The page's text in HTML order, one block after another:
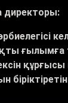
директоры:
ғылымға
құрғысы